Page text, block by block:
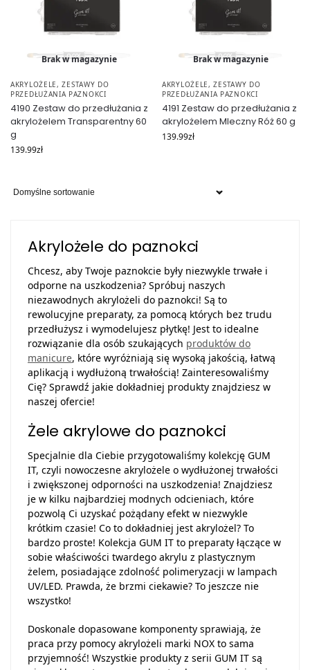
Brak w magazynie
AKRYLOŻELE,ZESTAWY DO
PRZEDŁUŻANIA PAZNOKCI
4190 Zestaw do przedłużania z
akrylożelem Transparentny 60
g
139.99zł
Brak w magazynie
AKRYLOŻELE,ZESTAWY DO
PRZEDŁUŻANIA PAZNOKCI
4191 Zestaw do przedłużania z
akrylożelem Mleczny Róż 60 g
139.99zł
Akrylożele do paznokci
Chcesz, aby Twoje paznokcie były niezwykle trwałe i
odporne na uszkodzenia? Spróbuj naszych
niezawodnych akrylożeli do paznokci! Są to
rewolucyjne preparaty, za pomocą których bez trudu
przedłużysz i wymodelujesz płytkę! Jest to idealne
rozwiązanie dla osób szukających produktów do
manicure, które wyróżniają się wysoką jakością, łatwą
aplikacją i wydłużoną trwałością! Zainteresowaliśmy
Cię? Sprawdź jakie dokładniej produkty znajdziesz w
naszej ofercie!
Żele akrylowe do paznokci
Specjalnie dla Ciebie przygotowaliśmy kolekcję GUM
IT, czyli nowoczesne akrylożele o wydłużonej trwałości
i zwiększonej odporności na uszkodzenia! Znajdziesz
je w kilku najbardziej modnych odcieniach, które
pozwolą Ci uzyskać pożądany efekt w niezwykle
krótkim czasie! Co to dokładniej jest akrylożel? To
bardzo proste! Kolekcja GUM IT to preparaty łączące w
sobie właściwości twardego akrylu z plastycznym
żelem, posiadające zdolność polimeryzacji w lampach
UV/LED. Prawda, że brzmi ciekawie? To jeszcze nie
wszystko!
Doskonale dopasowane komponenty sprawiają, że
praca przy pomocy akrylożeli marki NOX to sama
przyjemność! Wszystkie produkty z serii GUM IT są